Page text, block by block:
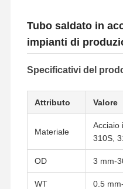
Tubo saldato in
impianti di
Specificativi del
Attributo Valore
Materiale
Acciaio
310S,
OD 3 mm-
WT 0.5